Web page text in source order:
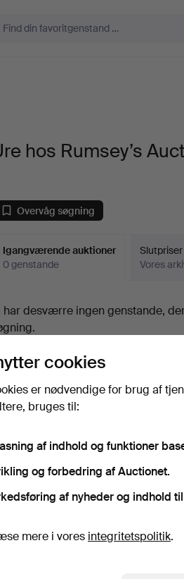
hos Rumsey’s
Overvåg søgning
Igangværende auktioner
0 genstande
Slutpriser
Vores
har desværre ingen genstande,
på“Overvåg søgning”
mail, så snart vi får den.
der matcher din
cookies
er nødvendige for brug af
bruges til:
af indhold og funktioner
og forbedring af Auctionet.
af nyheder og indhold
mere i vores integritetspolitik.